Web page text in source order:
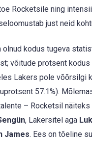
Rocketsile ning
just neid
olnud kodus tugeva
võitude protsent kodus
Lakers pole võõrsilgi
57.1%).
– Rocketsil näiteks
, Lakersitel aga
James. Ees on tõeline